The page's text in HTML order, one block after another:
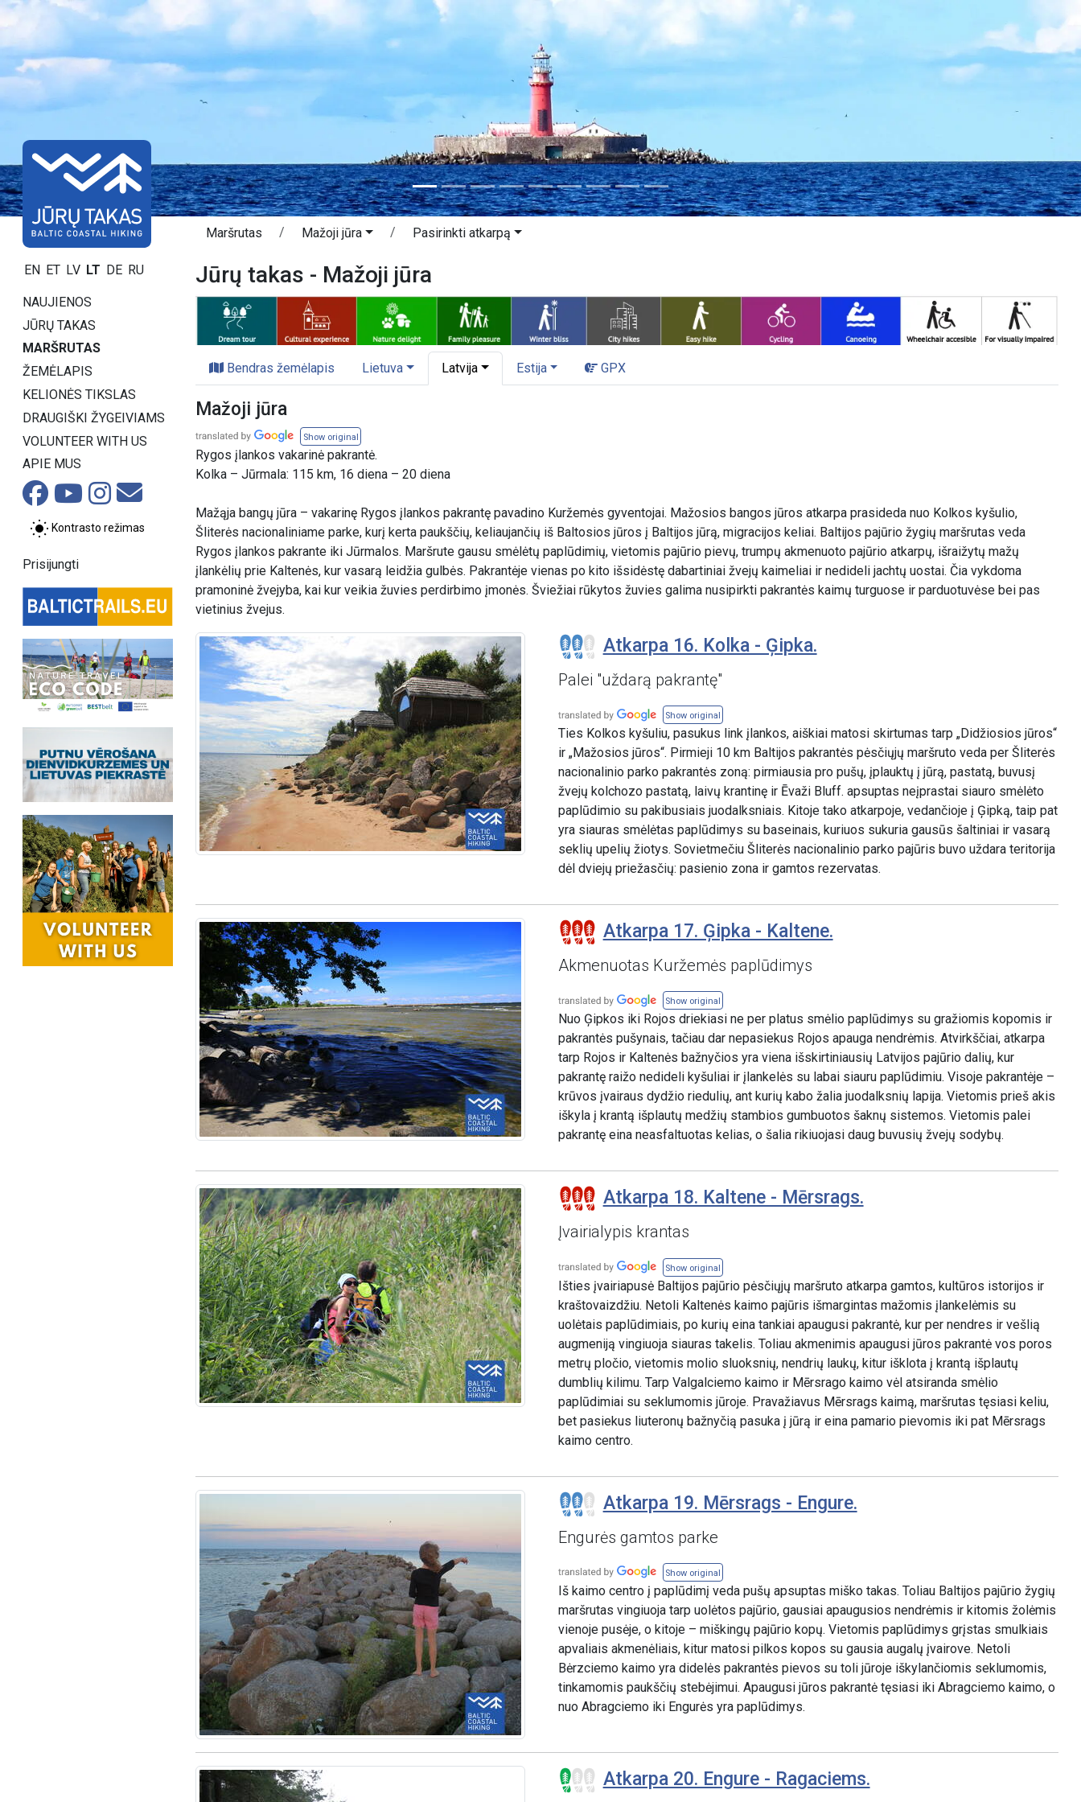
EN ET LV LT DE RU
NAUJIENOS
JŪRŲ TAKAS
MARŠRUTAS
ŽEMĖLAPIS
KELIONĖS TIKSLAS
DRAUGIŠKI ŽYGEIVIAMS
VOLUNTEER WITH US
APIE MUS
Kontrasto režimas
Prisijungti
Maršrutas Mažoji jūra Pasirinkti atkarpą
Jūrų takas - Mažoji jūra
Bendras žemėlapis Lietuva Latvija Estija GPX
Mažoji jūra
Show original
Rygos įlankos vakarinė pakrantė.
Kolka – Jūrmala: 115 km, 16 diena – 20 diena
Mažąja bangų jūra – vakarinę Rygos įlankos pakrantę pavadino Kuržemės gyventojai. Mažosios bangos jūros atkarpa prasideda nuo Kolkos kyšulio,
Šliterės nacionaliniame parke, kurį kerta paukščių, keliaujančių iš Baltosios jūros į Baltijos jūrą, migracijos keliai. Baltijos pajūrio žygių maršrutas veda
Rygos įlankos pakrante iki Jūrmalos. Maršrute gausu smėlėtų paplūdimių, vietomis pajūrio pievų, trumpų akmenuoto pajūrio atkarpų, išraižytų mažų
įlankėlių prie Kaltenės, kur vasarą leidžia gulbės. Pakrantėje vienas po kito išsidėstę dabartiniai žvejų kaimeliai ir nedideli jachtų uostai. Čia vykdoma
pramoninė žvejyba, kai kur veikia žuvies perdirbimo įmonės. Šviežiai rūkytos žuvies galima nusipirkti pakrantės kaimų turguose ir parduotuvėse bei pas
vietinius žvejus.
Atkarpa 16. Kolka - Ģipka.
Palei "uždarą pakrantę"
Show original
Ties Kolkos kyšuliu, pasukus link įlankos, aiškiai matosi skirtumas tarp „Didžiosios jūros“
ir „Mažosios jūros“. Pirmieji 10 km Baltijos pakrantės pėsčiųjų maršruto veda per Šliterės
nacionalinio parko pakrantės zoną: pirmiausia pro pušų, įplauktų į jūrą, pastatą, buvusį
žvejų kolchozo pastatą, laivų krantinę ir Ēvaži Bluff. apsuptas neįprastai siauro smėlėto
paplūdimio su pakibusiais juodalksniais. Kitoje tako atkarpoje, vedančioje į Ģipką, taip pat
yra siauras smėlėtas paplūdimys su baseinais, kuriuos sukuria gausūs šaltiniai ir vasarą
seklių upelių žiotys. Sovietmečiu Šliterės nacionalinio parko pajūris buvo uždara teritorija
dėl dviejų priežasčių: pasienio zona ir gamtos rezervatas.
Atkarpa 17. Ģipka - Kaltene.
Akmenuotas Kuržemės paplūdimys
Show original
Nuo Ģipkos iki Rojos driekiasi ne per platus smėlio paplūdimys su gražiomis kopomis ir
pakrantės pušynais, tačiau dar nepasiekus Rojos apauga nendrėmis. Atvirkščiai, atkarpa
tarp Rojos ir Kaltenės bažnyčios yra viena išskirtiniausių Latvijos pajūrio dalių, kur
pakrantę raižo nedideli kyšuliai ir įlankelės su labai siauru paplūdimiu. Visoje pakrantėje –
krūvos įvairaus dydžio riedulių, ant kurių kabo žalia juodalksnių lapija. Vietomis prieš akis
iškyla į krantą išplautų medžių stambios gumbuotos šaknų sistemos. Vietomis palei
pakrantę eina neasfaltuotas kelias, o šalia rikiuojasi daug buvusių žvejų sodybų.
Atkarpa 18. Kaltene - Mērsrags.
Įvairialypis krantas
Show original
Išties įvairiapusė Baltijos pajūrio pėsčiųjų maršruto atkarpa gamtos, kultūros istorijos ir
kraštovaizdžiu. Netoli Kaltenės kaimo pajūris išmargintas mažomis įlankelėmis su
uolėtais paplūdimiais, po kurių eina tankiai apaugusi pakrantė, kur per nendres ir vešlią
augmeniją vingiuoja siauras takelis. Toliau akmenimis apaugusi jūros pakrantė vos poros
metrų pločio, vietomis molio sluoksnių, nendrių laukų, kitur išklota į krantą išplautų
dumblių kilimu. Tarp Valgalciemo kaimo ir Mērsrago kaimo vėl atsiranda smėlio
paplūdimiai su seklumomis jūroje. Pravažiavus Mērsrags kaimą, maršrutas tęsiasi keliu,
bet pasiekus liuteronų bažnyčią pasuka į jūrą ir eina pamario pievomis iki pat Mērsrags
kaimo centro.
Atkarpa 19. Mērsrags - Engure.
Engurės gamtos parke
Show original
Iš kaimo centro į paplūdimį veda pušų apsuptas miško takas. Toliau Baltijos pajūrio žygių
maršrutas vingiuoja tarp uolėtos pajūrio, gausiai apaugusios nendrėmis ir kitomis žolėmis
vienoje pusėje, o kitoje – miškingų pajūrio kopų. Vietomis paplūdimys grįstas smulkiais
apvaliais akmenėliais, kitur matosi pilkos kopos su gausia augalų įvairove. Netoli
Bėrzciemo kaimo yra didelės pakrantės pievos su toli jūroje iškylančiomis seklumomis,
tinkamomis paukščių stebėjimui. Apaugusi jūros pakrantė tęsiasi iki Abragciemo kaimo, o
nuo Abragciemo iki Engurės yra paplūdimys.
Atkarpa 20. Engure - Ragaciems.